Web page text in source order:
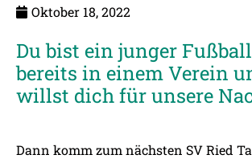
Oktober 18, 2022
Du bist ein junger
bereits in einem Verein
willst dich für unsere
Dann komm zum nächsten SV Ried